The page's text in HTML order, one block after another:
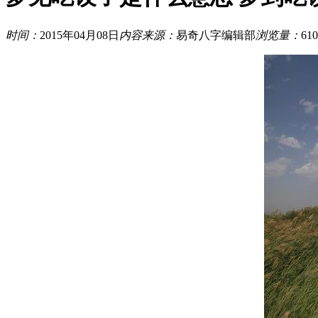
时间： 2015年04月08日 内容来源： 易奇八字编辑部浏览量：